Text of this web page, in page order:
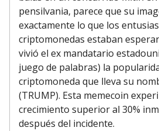
pensilvania, parece que su
exactamente lo que los
criptomonedas estaban
vivió el ex mandatario
juego de palabras) la
criptomoneda que lleva su
(TRUMP). Esta memecoin
crecimiento superior al 30%
después del incidente.